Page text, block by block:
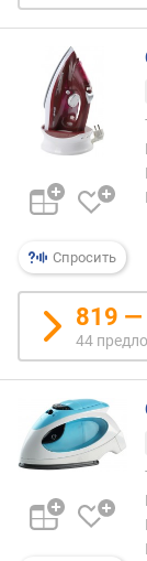
о
щ
н
о
с
т
ь
о
д
а
ч
и
п
а
р
а
(
/
м
Спросить
819 —
44